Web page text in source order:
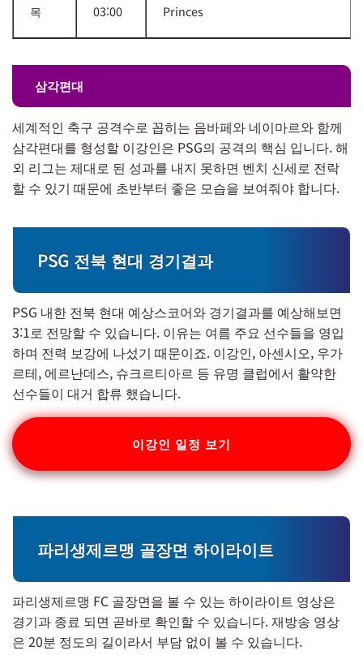
목
03:00
Princes
삼각편대
세계적인 축구 공격수로 꼽히는 음바페와 네이마르와 함께
삼각편대를 형성할 이강인은 PSG의 공격의 핵심 입니다. 해
외 리그는 제대로 된 성과를 내지 못하면 벤치 신세로 전락
할 수 있기 때문에 초반부터 좋은 모습을 보여줘야 합니다.
PSG 전북 현대 경기결과
PSG 내한 전북 현대 예상스코어와 경기결과를 예상해보면
3:1로 전망할 수 있습니다. 이유는 여름 주요 선수들을 영입
하며 전력 보강에 나섰기 때문이죠. 이강인, 아센시오, 우가
르테, 에르난데스, 슈크르티아르 등 유명 클럽에서 활약한
선수들이 대거 합류 했습니다.
이강인 일정 보기
파리생제르맹 골장면 하이라이트
파리생제르맹 FC 골장면을 볼 수 있는 하이라이트 영상은
경기과 종료 되면 곧바로 확인할 수 있습니다. 재방송 영상
은 20분 정도의 길이라서 부담 없이 볼 수 있습니다.